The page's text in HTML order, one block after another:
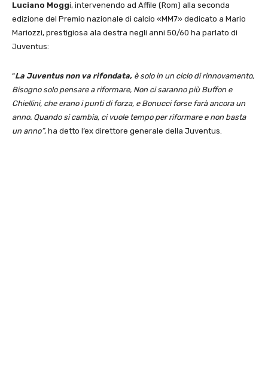
Luciano Moggi, intervenendo ad Affile (Rom) alla seconda
edizione del Premio nazionale di calcio «MM7» dedicato a Mario
Mariozzi, prestigiosa ala destra negli anni 50/60 ha parlato di
Juventus:
“La Juventus non va rifondata, è solo in un ciclo di rinnovamento,
Bisogno solo pensare a riformare, Non ci saranno più Buffon e
Chiellini, che erano i punti di forza, e Bonucci forse farà ancora un
anno. Quando si cambia, ci vuole tempo per riformare e non basta
un anno”, ha detto l’ex direttore generale della Juventus.